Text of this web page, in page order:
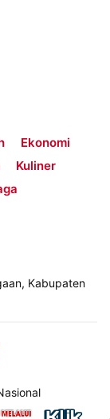
Ekonomi
Kuliner
Kabupaten